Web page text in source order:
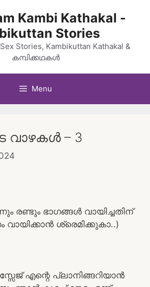
Kambi Kathakal -
Stories
Stories, Kambikuttan Kathakal &
കമ്പിക്കഥകൾ
Menu
വാഴകൾ – 3
രണ്ടും ഭാഗങ്ങൾ വായിച്ചതിന്
ശ്രെമിക്കുകാ..)
എന്റെ പ്ലാനിങ്ങറിയാൻ